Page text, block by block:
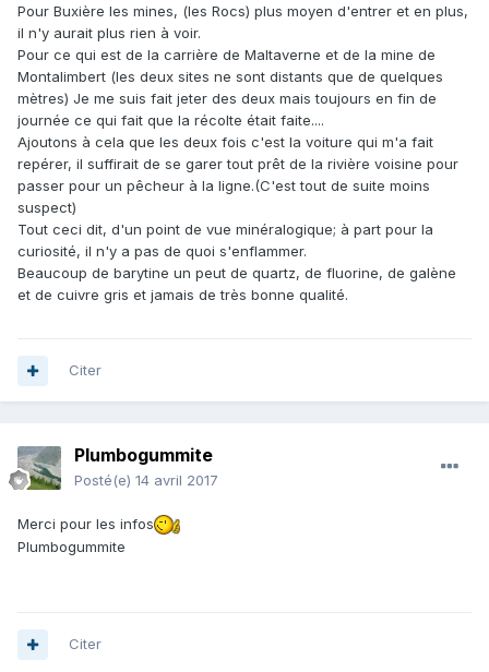
Pour Buxière les mines, (les Rocs) plus moyen d'entrer et en plus,
il n'y aurait plus rien à voir.
Pour ce qui est de la carrière de Maltaverne et de la mine de
Montalimbert (les deux sites ne sont distants que de quelques
mètres) Je me suis fait jeter des deux mais toujours en fin de
journée ce qui fait que la récolte était faite....
Ajoutons à cela que les deux fois c'est la voiture qui m'a fait
repérer, il suffirait de se garer tout prêt de la rivière voisine pour
passer pour un pêcheur à la ligne.(C'est tout de suite moins
suspect)
Tout ceci dit, d'un point de vue minéralogique; à part pour la
curiosité, il n'y a pas de quoi s'enflammer.
Beaucoup de barytine un peut de quartz, de fluorine, de galène
et de cuivre gris et jamais de très bonne qualité.
Citer
Plumbogummite
Posté(e) 14 avril 2017
Merci pour les infos
Plumbogummite
Citer